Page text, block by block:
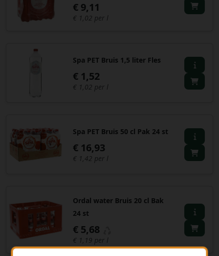
€ 9,11
€ 1,02 per l
Spa PET Bruis 1,5 liter Fles
€ 1,52
€ 1,02 per l
Spa PET Bruis 50 cl Pak 24 st
€ 16,93
€ 1,42 per l
Ordal water Bruis 20 cl Bak
24 st
€ 5,68
€ 1,19 per l